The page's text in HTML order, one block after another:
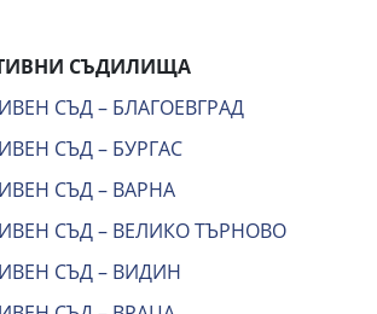
СЪДИЛИЩА
СЪД – БЛАГОЕВГРАД
СЪД – БУРГАС
СЪД – ВАРНА
СЪД – ВЕЛИКО ТЪРНОВО
СЪД – ВИДИН